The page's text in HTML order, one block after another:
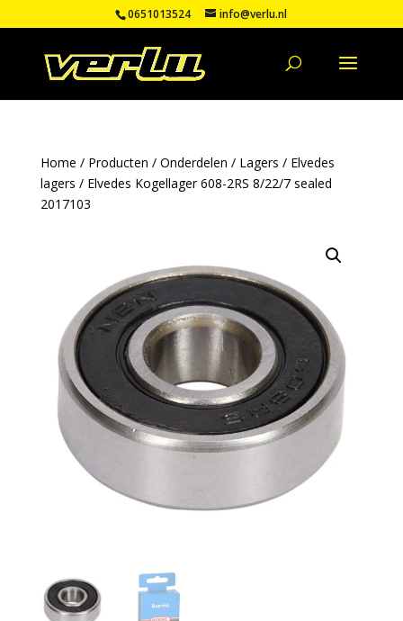
0651013524 info@verlu.nl
Home / Producten / Onderdelen / Lagers / Elvedes
lagers / Elvedes Kogellager 608-2RS 8/22/7 sealed
2017103